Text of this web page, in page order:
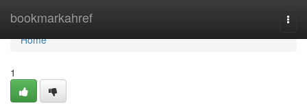
bookmarkahref
Home
Home
1